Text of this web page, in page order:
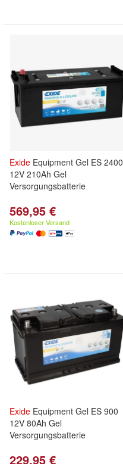
Exide Equipment Gel ES 2400
12V 210Ah Gel
Versorgungsbatterie
569,95 €
Kostenloser Versand
Exide Equipment Gel ES 900
12V 80Ah Gel
Versorgungsbatterie
229,95 €